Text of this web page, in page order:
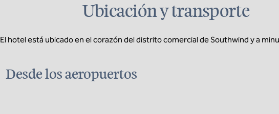
Ubicación y transporte
El hotel está ubicado en el corazón del distrito comercial de Southwind y a
Desde los aeropuertos